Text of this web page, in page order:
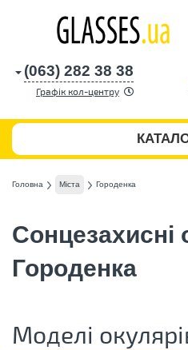
(063) 282 38 38
Графік кол-центру
Головна Міста Городенка
Сонцезахисні
Городенка
Моделі